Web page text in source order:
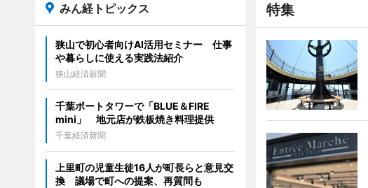
特集
みん経トピックス
狭山で初心者向けAI活用セミナー 仕事
や暮らしに使える実践法紹介
狭山経済新聞
千葉ポートタワーで「BLUE＆FIRE
mini」 地元店が鉄板焼き料理提供
千葉経済新聞
上里町の児童生徒16人が町長らと意見交
換 議場で町への提案、再質問も